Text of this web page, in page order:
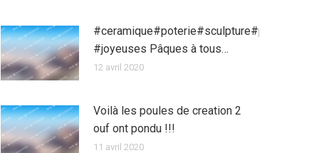
#ceramique#poterie#sculpture#pâques
#joyeuses Pâques à tous…
12 avril 2020
Voilà les poules de creation 2
ouf ont pondu !!!
11 avril 2020